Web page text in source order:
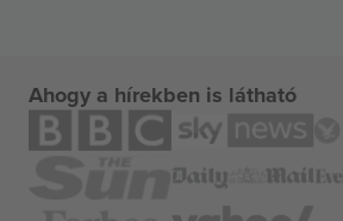
Ahogy a hírekben is látható